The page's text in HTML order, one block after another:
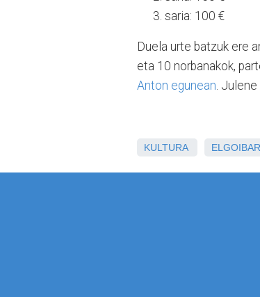
saria: 100 €
Duela urte batzuk ere
eta 10 norbanakok,
Anton egunean .
KULTURA ELGOIBAR